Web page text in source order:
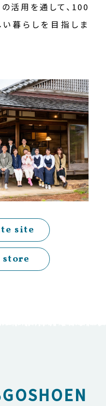
活用を通して、100
暮らしを目指しま
site